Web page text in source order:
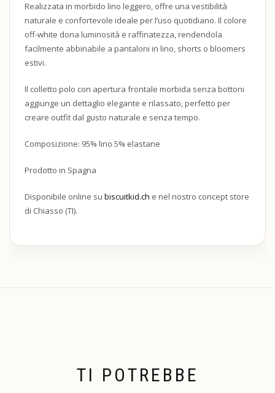
Realizzata in morbido lino leggero, offre una vestibilità
naturale e confortevole ideale per l’uso quotidiano. Il colore
off-white dona luminosità e raffinatezza, rendendola
facilmente abbinabile a pantaloni in lino, shorts o bloomers
estivi.
Il colletto polo con apertura frontale morbida senza bottoni
aggiunge un dettaglio elegante e rilassato, perfetto per
creare outfit dal gusto naturale e senza tempo.
Composizione: 95% lino 5% elastane
Prodotto in Spagna
Disponibile online su biscuitkid.ch e nel nostro concept store
di Chiasso (TI).
TI POTREBBE